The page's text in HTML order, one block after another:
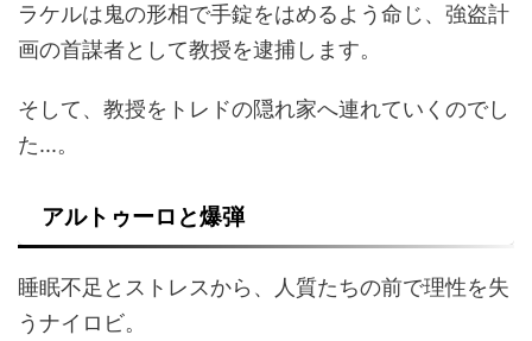
ラケルは鬼の形相で手錠をはめるよう命じ、強盗計
画の首謀者として教授を逮捕します。
そして、教授をトレドの隠れ家へ連れていくのでし
た...。
アルトゥーロと爆弾
睡眠不足とストレスから、人質たちの前で理性を失
うナイロビ。